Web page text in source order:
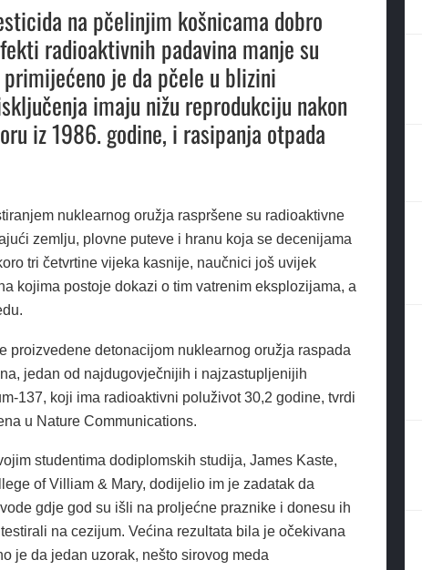
na pčelinjim košnicama dobro
radioaktivnih padavina manje su
je da pčele u blizini
imaju nižu reprodukciju nakon
iz 1986. godine, i rasipanja otpada
nuklearnog oružja raspršene su radioaktivne
zemlju, plovne puteve i hranu koja se decenijama
tri četvrtine vijeka kasnije, naučnici još uvijek
kojima postoje dokazi o tim vatrenim eksplozijama, a
proizvedene detonacijom nuklearnog oružja raspada
jedan od najdugovječnijih i najzastupljenijih
137, koji ima radioaktivni poluživot 30,2 godine, tvrdi
u Nature Communications.
studentima dodiplomskih studija, James Kaste,
of Villiam & Mary, dodijelio im je zadatak da
gdje god su išli na proljećne praznike i donesu ih
na cezijum. Većina rezultata bila je očekivana
je da jedan uzorak, nešto sirovog meda